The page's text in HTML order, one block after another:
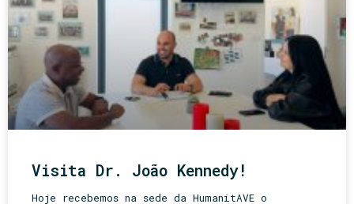
Visita Dr. João Kennedy!
Hoje recebemos na sede da HumanitAVE o